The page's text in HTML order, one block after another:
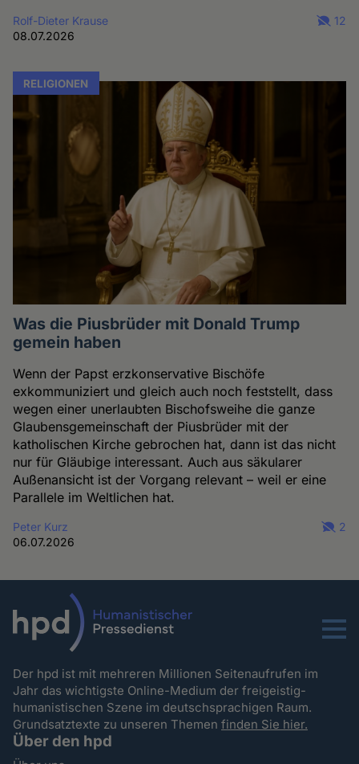
Rolf-Dieter Krause
08.07.2026
12
RELIGIONEN
Was die Piusbrüder mit Donald Trump
gemein haben
Wenn der Papst erzkonservative Bischöfe
exkommuniziert und gleich auch noch feststellt, dass
wegen einer unerlaubten Bischofsweihe die ganze
Glaubensgemeinschaft der Piusbrüder mit der
katholischen Kirche gebrochen hat, dann ist das nicht
nur für Gläubige interessant. Auch aus säkularer
Außenansicht ist der Vorgang relevant – weil er eine
Parallele im Weltlichen hat.
Peter Kurz
06.07.2026
2
Menu
Der hpd ist mit mehreren Millionen Seitenaufrufen im
Jahr das wichtigste Online-Medium der freigeistig-
humanistischen Szene im deutschsprachigen Raum.
Grundsatztexte zu unseren Themenfinden Sie hier.
Über den hpd